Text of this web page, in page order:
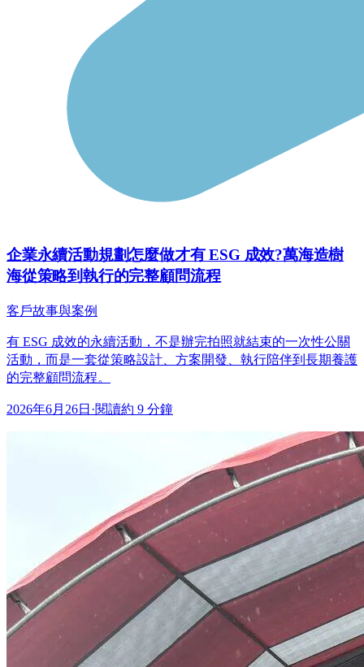
企業永續活動規劃怎麼做才有 ESG 成效?萬海造樹
海從策略到執行的完整顧問流程
客戶故事與案例
有 ESG 成效的永續活動，不是辦完拍照就結束的一次性公關
活動，而是一套從策略設計、方案開發、執行陪伴到長期養護
的完整顧問流程。
2026年6月26日 ·閱讀約 9 分鐘